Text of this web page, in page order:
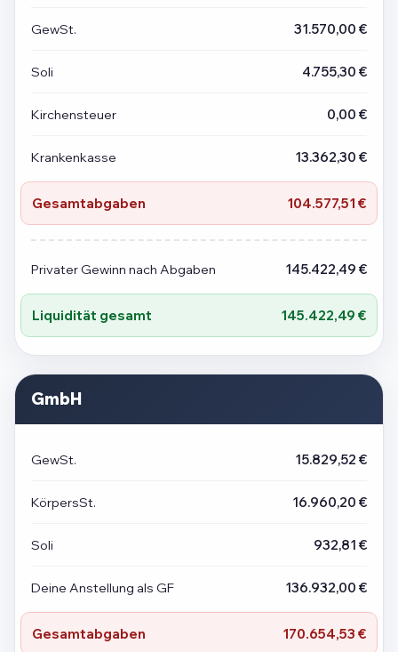
GewSt. 31.570,00 €
Soli 4.755,30 €
Kirchensteuer 0,00 €
Krankenkasse 13.362,30 €
Gesamtabgaben 104.577,51 €
Privater Gewinn nach Abgaben 145.422,49 €
Liquidität gesamt 145.422,49 €
GmbH
GewSt. 15.829,52 €
KörpersSt. 16.960,20 €
Soli 932,81 €
Deine Anstellung als GF 136.932,00 €
Gesamtabgaben 170.654,53 €